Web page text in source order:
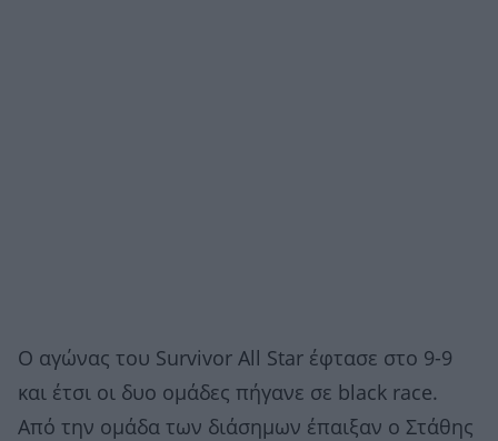
Ο αγώνας του Survivor All Star έφτασε στο 9-9
και έτσι οι δυο ομάδες πήγανε σε black race.
Από την ομάδα των διάσημων έπαιξαν ο Στάθης